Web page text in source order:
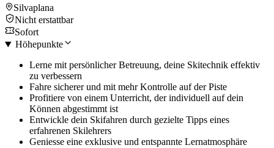
Silvaplana
Nicht erstattbar
Sofort
Höhepunkte
Lerne mit persönlicher Betreuung, deine Skitechnik effektiv
zu verbessern
Fahre sicherer und mit mehr Kontrolle auf der Piste
Profitiere von einem Unterricht, der individuell auf dein
Können abgestimmt ist
Entwickle dein Skifahren durch gezielte Tipps eines
erfahrenen Skilehrers
Geniesse eine exklusive und entspannte Lernatmosphäre